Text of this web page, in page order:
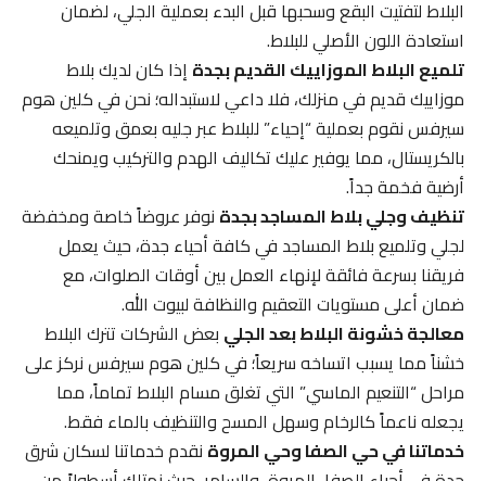
البلاط لتفتيت البقع وسحبها قبل البدء بعملية الجلي، لضمان
استعادة اللون الأصلي للبلاط.
تلميع البلاط الموزاييك القديم بجدةإذا كان لديك بلاط
موزاييك قديم في منزلك، فلا داعي لاستبداله؛ نحن في كلين هوم
سيرفس نقوم بعملية “إحياء” للبلاط عبر جليه بعمق وتلميعه
بالكريستال، مما يوفير عليك تكاليف الهدم والتركيب ويمنحك
أرضية فخمة جداً.
تنظيف وجلي بلاط المساجد بجدةنوفر عروضاً خاصة ومخفضة
لجلي وتلميع بلاط المساجد في كافة أحياء جدة، حيث يعمل
فريقنا بسرعة فائقة لإنهاء العمل بين أوقات الصلوات، مع
ضمان أعلى مستويات التعقيم والنظافة لبيوت الله.
معالجة خشونة البلاط بعد الجليبعض الشركات تترك البلاط
خشناً مما يسبب اتساخه سريعاً؛ في كلين هوم سيرفس نركز على
مراحل “التنعيم الماسي” التي تغلق مسام البلاط تماماً، مما
يجعله ناعماً كالرخام وسهل المسح والتنظيف بالماء فقط.
خدماتنا في حي الصفا وحي المروةنقدم خدماتنا لسكان شرق